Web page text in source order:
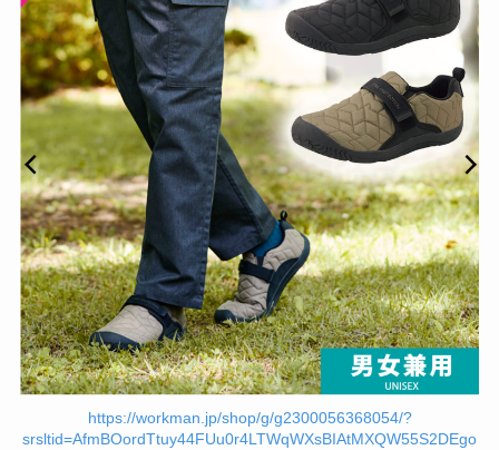
https://workman.jp/shop/g/g2300056368054/?
srsltid=AfmBOordTtuy44FUu0r4LTWqWXsBIAtMXQW55S2DEgo